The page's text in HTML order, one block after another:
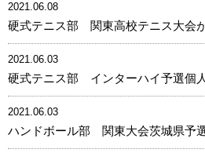
2021.06.08
硬式テニス部 関東高校テニス大会
2021.06.03
硬式テニス部 インターハイ予選個
2021.06.03
ハンドボール部 関東大会茨城県予